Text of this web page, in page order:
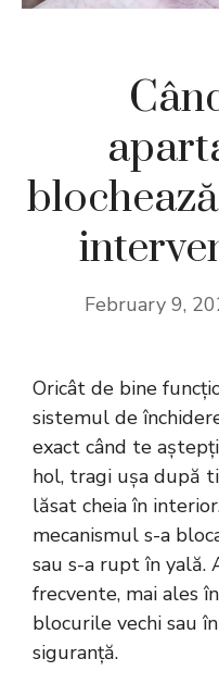
February 9,
Oricât de bine
sistemul de
exact când te
hol, tragi ușa după
lăsat cheia în
mecanismul s-a
sau s-a rupt în yală.
frecvente, mai ales
blocurile vechi sau
siguranță.